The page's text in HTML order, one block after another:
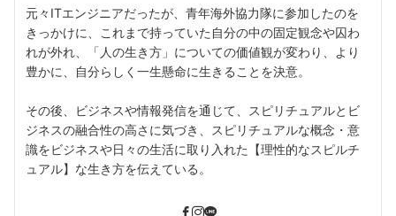
元々ITエンジニアだったが、青年海外協力隊に参加したのを
きっかけに、これまで持っていた自分の中の固定観念や囚わ
れが外れ、「人の生き方」についての価値観が変わり、より
豊かに、自分らしく一生懸命に生きることを決意。
その後、ビジネスや情報発信を通じて、スピリチュアルとビ
ジネスの融合性の高さに気づき、スピリチュアルな概念・意
識をビジネスや日々の生活に取り入れた【理性的なスピルチ
ュアル】な生き方を伝えている。